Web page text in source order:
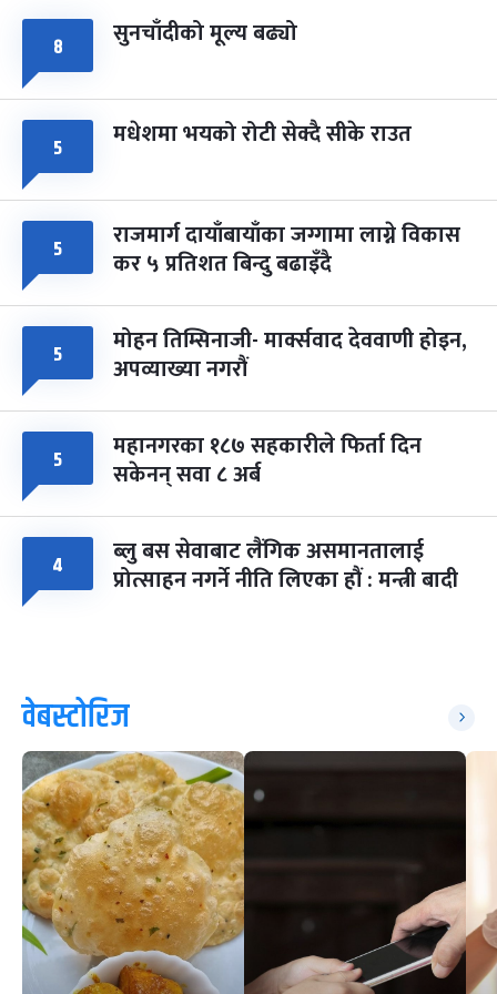
८ सुनचाँदीको मूल्य बढ्यो
५ मधेशमा भयको रोटी सेक्दै सीके राउत
५ राजमार्ग दायाँबायाँका जग्गामा लाग्ने विकास
कर ५ प्रतिशत बिन्दु बढाइँदै
५ मोहन तिम्सिनाजी- मार्क्सवाद देववाणी होइन,
अपव्याख्या नगरौं
५ महानगरका १८७ सहकारीले फिर्ता दिन
सकेनन् सवा ८ अर्ब
४ ब्लु बस सेवाबाट लैंगिक असमानतालाई
प्रोत्साहन नगर्ने नीति लिएका हौं : मन्त्री बादी
वेबस्टोरिज